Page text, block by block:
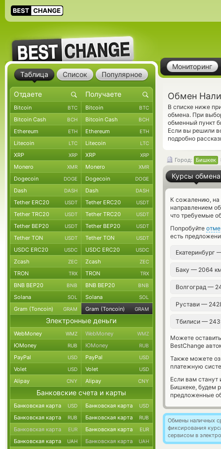
Мониторинг
Обмен
В списке ниже
обмена. При
обменный пункт
Если вы решили
подробно
Город: Бишкек
Курсы обмена
К сожалению, на
направлением
что требуемые
Попробуйте
есть
Баку — 2064
Волгоград —
Рустави —
Тбилиси —
Можете
BestChange
Также можете
платежную
Если вам
Бишкеке, будем
предложенные
Обмены наличных
фиксирования
сервисом в
Таблица Список Популярное
Bitcoin BTC Bitcoin BTC
Bitcoin Cash BCH Bitcoin Cash BCH
Ethereum ETH Ethereum ETH
Litecoin LTC Litecoin LTC
XRP XRP XRP XRP
Monero XMR Monero XMR
Dogecoin DOGE Dogecoin DOGE
Dash DASH Dash DASH
Tether ERC20 USDT Tether ERC20 USDT
Tether TRC20 USDT Tether TRC20 USDT
Tether BEP20 USDT Tether BEP20 USDT
Tether TON USDT Tether TON USDT
USDC ERC20 USDC USDC ERC20 USDC
Zcash ZEC Zcash ZEC
TRON TRX TRON TRX
BNB BEP20 BNB BNB BEP20 BNB
Solana SOL Solana SOL
Gram (Toncoin) GRAM Gram (Toncoin) GRAM
Электронные деньги
WebMoney WMZ WebMoney WMZ
ЮMoney RUB ЮMoney RUB
PayPal USD PayPal USD
Volet USD Volet USD
Alipay CNY Alipay CNY
Банковские счета и карты
Банковская карта USD Банковская карта USD
Банковская карта RUB Банковская карта RUB
Банковская карта EUR Банковская карта EUR
Банковская карта UAH Банковская карта UAH